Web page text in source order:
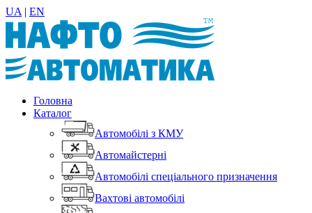
UA | EN
Головна
Каталог
Автомобілі з КМУ
Автомайстерні
Автомобілі спеціального призначення
Вахтові автомобілі